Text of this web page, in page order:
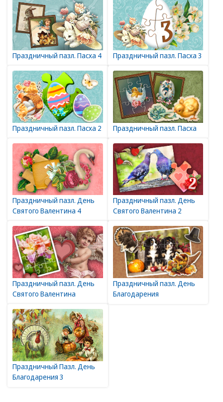
Праздничный пазл. Пасха 4 Праздничный пазл. Пасха 3
Праздничный пазл. Пасха 2 Праздничный пазл. Пасха
Праздничный пазл. День
Святого Валентина 4
Праздничный пазл. День
Святого Валентина 2
Праздничный пазл. День
Святого Валентина
Праздничный пазл. День
Благодарения
Праздничный Пазл. День
Благодарения 3